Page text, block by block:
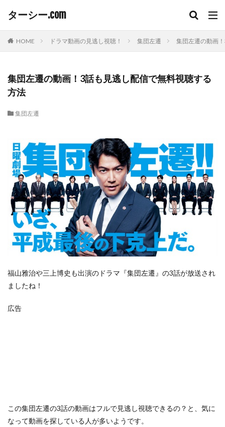
ターシー.com
HOME ドラマ動画の見逃し視聴！ 集団左遷 集団左遷の動画
集団左遷の動画！3話も見逃し配信で無料視聴する
方法
集団左遷
福山雅治や三上博史も出演のドラマ『集団左遷』の3話が放送され
ましたね！
広告
この集団左遷の3話の動画はフルで見逃し視聴できるの？ と、気に
なって動画を探している人が多いようです。